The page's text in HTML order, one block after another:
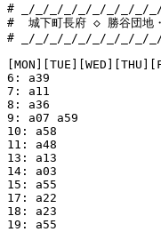
# _/_/_/_/_/_/_/_/_/
#  城下町長府 ◇ 勝谷団地
# _/_/_/_/_/_/_/_/_/
6: a39
7: a11
8: a36
9: a07 a59
10: a58
11: a48
13: a13
14: a03
15: a55
17: a22
18: a23
19: a55